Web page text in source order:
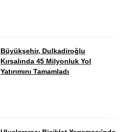
Büyükşehir, Dulkadiroğlu
Kırsalında 45 Milyonluk Yol
Yatırımını Tamamladı